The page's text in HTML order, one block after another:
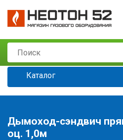
Каталог
Дымоход-сэндвич
оц. 1,0м